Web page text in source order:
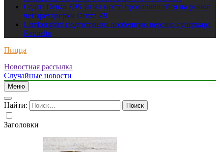
Седан Denza Z9S занял место провалившейся на рынке
четырехдверки Denza Z9
Lamborghini подготовила особенную версию суперкара
Revuelto
Пицца
Новостная рассылка
Случайные новости
Меню
Найти:
Заголовки